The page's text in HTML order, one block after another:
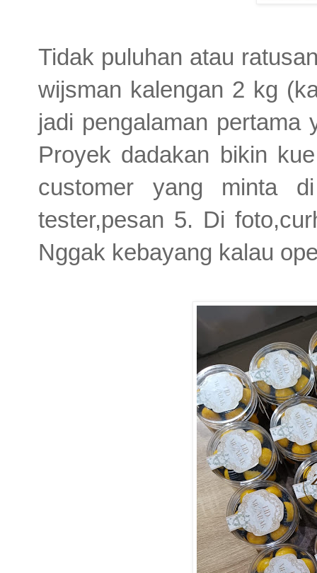
Tidak puluhan atau
wijsman kalengan 2 kg
jadi pengalaman pertama
Proyek dadakan bikin
customer yang minta
tester,pesan 5. Di
Nggak kebayang kalau